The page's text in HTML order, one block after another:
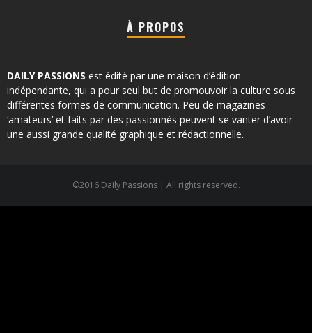
À PROPOS
DAILY PASSIONS est édité par une maison d’édition
indépendante, qui a pour seul but de promouvoir la culture sous
différentes formes de communication. Peu de magazines
‘amateurs’ et faits par des passionnés peuvent se vanter d’avoir
une aussi grande qualité graphique et rédactionnelle.
©2016 Daily Passions | All rights reserved.